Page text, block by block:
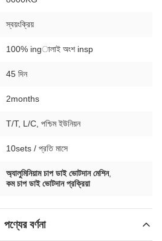
স্বয়ংক্রিয়
100% ingালাই অংশ insp
45 দিন
2months
T/T, L/C, পশ্চিম ইউনিয়ন
10sets / প্রতি মাসে
অ্যালুমিনিয়াম চাপ ডাই ভোটদান মেশিন,
কম চাপ ডাই ভোটদান প্রক্রিয়া
পণ্যের বর্ণনা